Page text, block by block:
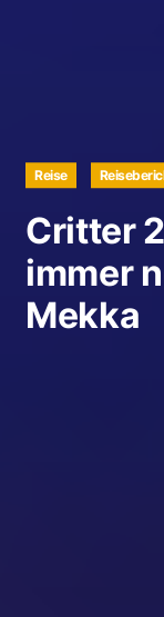
Reise
Critter
immer
Mekka